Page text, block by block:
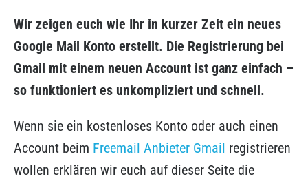
Wir zeigen euch wie Ihr in kurzer Zeit ein neues
Google Mail Konto erstellt. Die Registrierung bei
Gmail mit einem neuen Account ist ganz einfach –
so funktioniert es unkompliziert und schnell.
Wenn sie ein kostenloses Konto oder auch einen
Account beim Freemail Anbieter Gmail registrieren
wollen erklären wir euch auf dieser Seite die